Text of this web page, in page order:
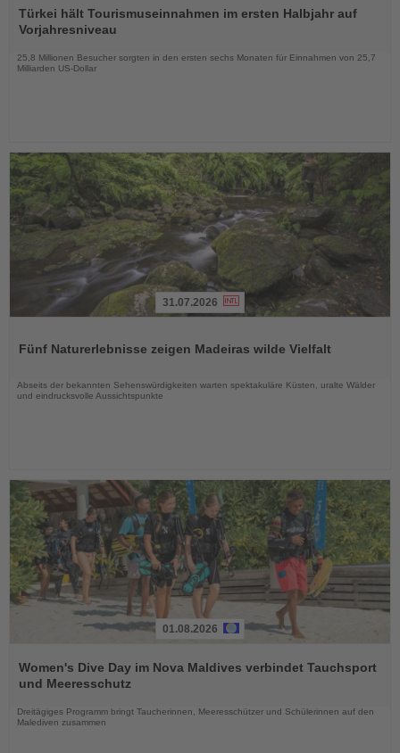
Sie
die
Nachrichten
Türkei hält Tourismuseinnahmen im ersten Halbjahr auf
Vorjahresniveau
25,8 Millionen Besucher sorgten in den ersten sechs Monaten für Einnahmen von 25,7
Milliarden US-Dollar
die
31.07.2026
Fünf Naturerlebnisse zeigen Madeiras wilde Vielfalt
Abseits der bekannten Sehenswürdigkeiten warten spektakuläre Küsten, uralte Wälder
und eindrucksvolle Aussichtspunkte
Sie
die
01.08.2026
Women's Dive Day im Nova Maldives verbindet Tauchsport
und Meeresschutz
Dreitägiges Programm bringt Taucherinnen, Meeresschützer und Schülerinnen auf den
Malediven zusammen